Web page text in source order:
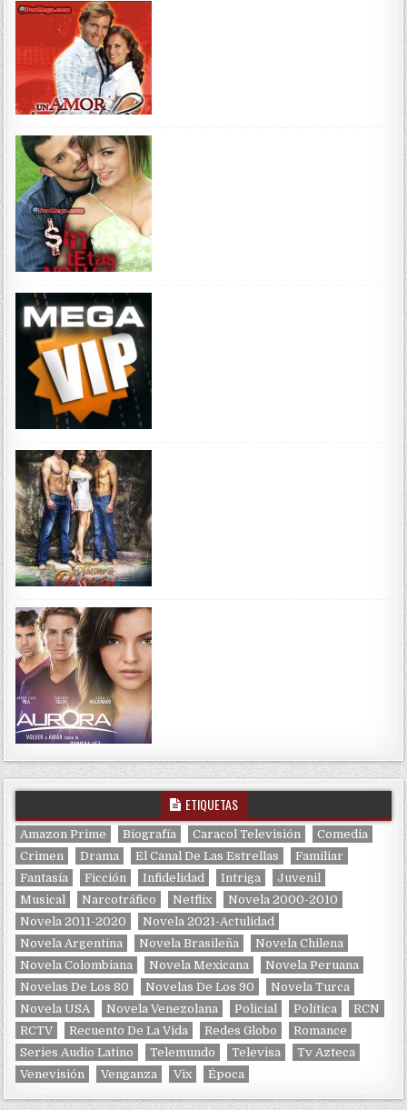
ETIQUETAS
Amazon Prime Biografía Caracol Televisión
Comedia
Crimen
Drama El Canal De Las Estrellas
Familiar
Fantasía
Ficción Infidelidad Intriga
Juvenil
Musical
Narcotráfico Netflix
Novela 2000-2010
Novela 2011-2020
Novela 2021-Actulidad
Novela Argentina
Novela Brasileña
Novela Chilena
Novela Colombiana
Novela Mexicana
Novela Peruana
Novelas De Los 80
Novelas De Los 90
Novela Turca
Novela USA
Novela Venezolana Policial Política
RCN
RCTV
Recuento De La Vida Redes Globo
Romance
Series Audio Latino
Telemundo Televisa
Tv Azteca
Venevisión
Venganza Vix Época